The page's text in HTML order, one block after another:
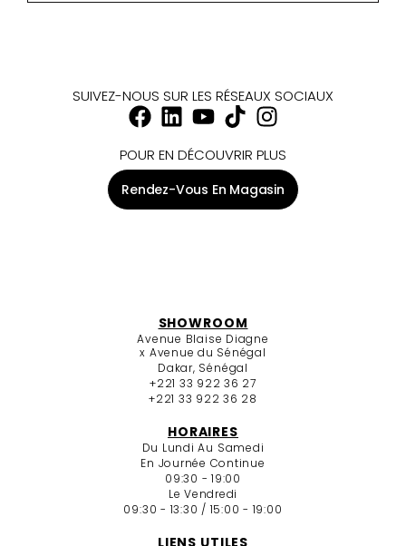
SUIVEZ-NOUS SUR LES RÉSEAUX SOCIAUX
POUR EN DÉCOUVRIR PLUS
Rendez-Vous En Magasin
SHOWROOM
Avenue Blaise Diagne
x Avenue du Sénégal
Dakar, Sénégal
+221 33 922 36 27
+221 33 922 36 28
HORAIRES
Du Lundi Au Samedi
En Journée Continue
09:30 - 19:00
Le Vendredi
09:30 - 13:30 / 15:00 - 19:00